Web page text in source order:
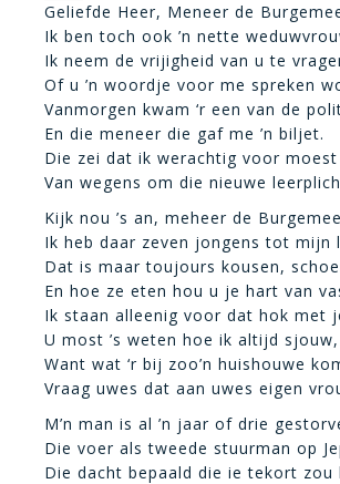
Geliefde Heer, Meneer de
Ik ben toch ook ’n nette
Ik neem de vrijigheid van u te
Of u ’n woordje voor me spreken
Vanmorgen kwam ‘r een van de
En die meneer die gaf me ’n biljet.
Die zei dat ik werachtig voor
Van wegens om die nieuwe
Kijk nou ’s an, meheer de
Ik heb daar zeven jongens tot mijn
Dat is maar toujours kousen,
En hoe ze eten hou u je hart van
Ik staan alleenig voor dat hok met
U most ’s weten hoe ik altijd sjouw,
Want wat ‘r bij zoo’n huishouwe
Vraag uwes dat aan uwes eigen
M’n man is al ’n jaar of drie
Die voer als tweede stuurman op
Die dacht bepaald die ie tekort zou